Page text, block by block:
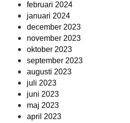
februari 2024
januari 2024
december 2023
november 2023
oktober 2023
september 2023
augusti 2023
juli 2023
juni 2023
maj 2023
april 2023